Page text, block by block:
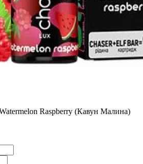
Raspberry (Кавун Малина)